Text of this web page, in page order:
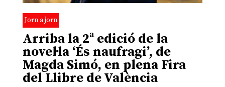
Jorn a jorn
Arriba la 2ª edició de la
novel·la ‘És naufragi’, de
Magda Simó, en plena Fira
del Llibre de València